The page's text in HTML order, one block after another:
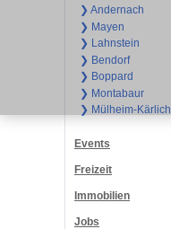
❯ Andernach
❯ Mayen
❯ Lahnstein
❯ Bendorf
❯ Boppard
❯ Montabaur
❯ Mülheim-Kärlich
Events
Freizeit
Immobilien
Jobs